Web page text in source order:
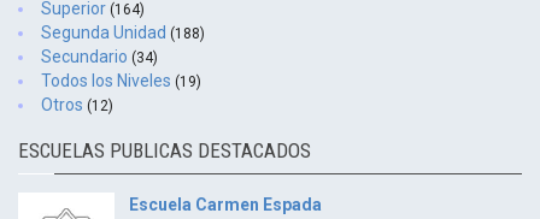
Superior (164)
Segunda Unidad (188)
Secundario (34)
Todos los Niveles (19)
Otros (12)
ESCUELAS PUBLICAS DESTACADOS
Escuela Carmen Espada